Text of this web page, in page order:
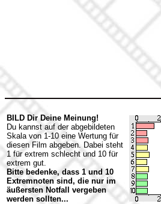
BILD Dir Deine Meinung!
Du kannst auf der abgebildeten
Skala von 1-10 eine Wertung für
diesen Film abgeben. Dabei steht
1 für extrem schlecht und 10 für
extrem gut.
Bitte bedenke, dass 1 und 10
Extremnoten sind, die nur im
äußersten Notfall vergeben
werden sollten...